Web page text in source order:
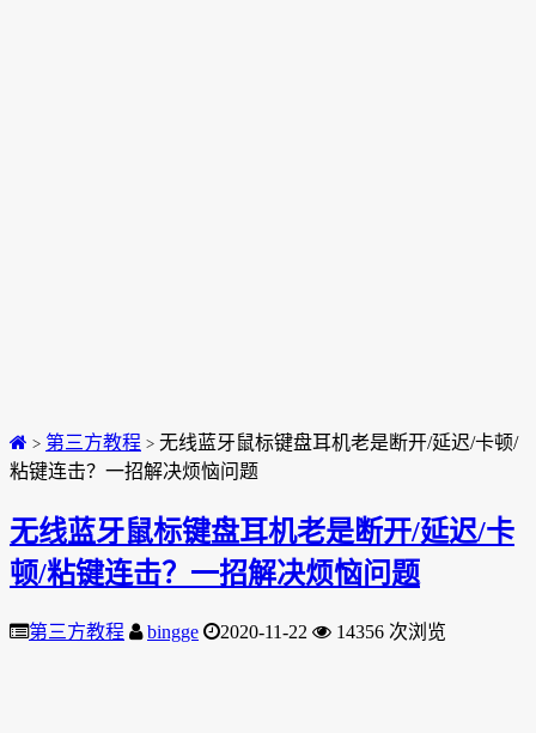
> 第三方教程 > 无线蓝牙鼠标键盘耳机老是断开/延迟/卡顿/
粘键连击？一招解决烦恼问题
无线蓝牙鼠标键盘耳机老是断开/延迟/卡
顿/粘键连击？一招解决烦恼问题
第三方教程 bingge 2020-11-22 14356 次浏览